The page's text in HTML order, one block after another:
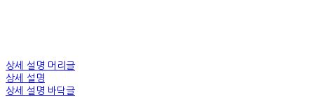
상세 설명 머리글
상세 설명
상세 설명 바닥글